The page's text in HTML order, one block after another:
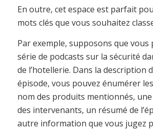
En outre, cet espace est parfait
mots clés que vous souhaitez
Par exemple, supposons que vous
série de podcasts sur la sécurité
de l’hotellerie. Dans la description
épisode, vous pouvez énumérer
nom des produits mentionnés,
des intervenants, un résumé de
autre information que vous jugez